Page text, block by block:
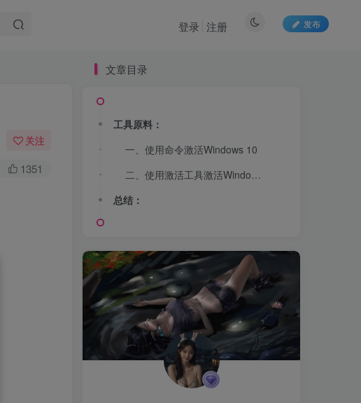
发布
登录 注册
关注
1351
文章目录
工具原料：
一、使用命令激活Windows 10
二、使用激活工具激活Windows 10
总结：